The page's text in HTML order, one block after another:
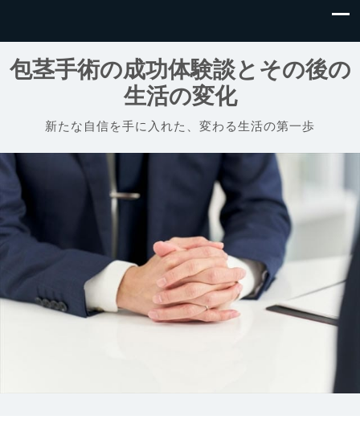
包茎手術の成功体験談とその後の
生活の変化
新たな自信を手に入れた、変わる生活の第一歩